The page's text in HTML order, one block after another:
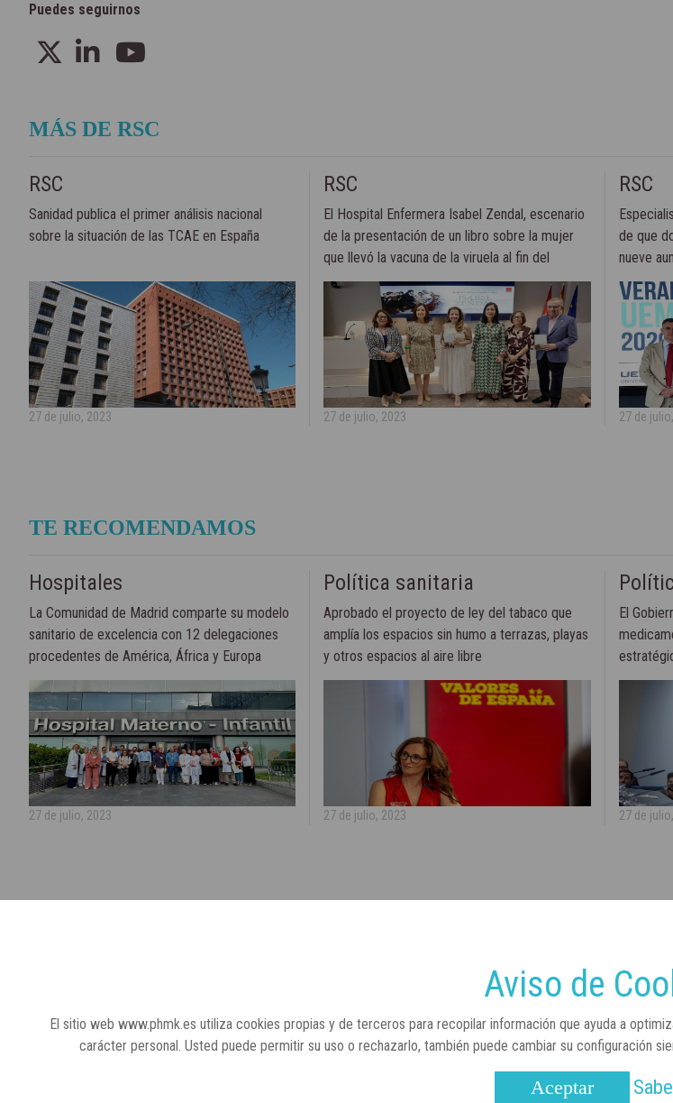
Puedes seguirnos
MÁS DE RSC
RSC
Sanidad publica el primer análisis nacional
sobre la situación de las TCAE en España
27 de julio, 2023
RSC
El Hospital Enfermera Isabel Zendal, escenario
de la presentación de un libro sobre la mujer
que llevó la vacuna de la viruela al fin del
mundo
27 de julio, 2023
RSC
de que
nueve
27 de
TE RECOMENDAMOS
Hospitales
La Comunidad de Madrid comparte su modelo
sanitario de excelencia con 12 delegaciones
procedentes de América, África y Europa
27 de julio, 2023
Política sanitaria
Aprobado el proyecto de ley del tabaco que
amplía los espacios sin humo a terrazas, playas
y otros espacios al aire libre
27 de julio, 2023
El
27 de
Aviso de
El sitio web www.phmk.es utiliza cookies propias y de terceros para recopilar información que ayuda a
carácter personal. Usted puede permitir su uso o rechazarlo, también puede cambiar su configuración
Aceptar